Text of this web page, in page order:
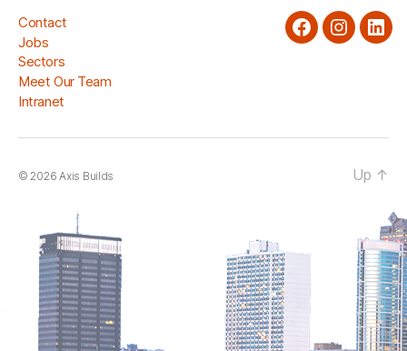
Contact
Jobs
Sectors
Meet Our Team
Intranet
facebook
© 2026 Axis Builds Up ↑